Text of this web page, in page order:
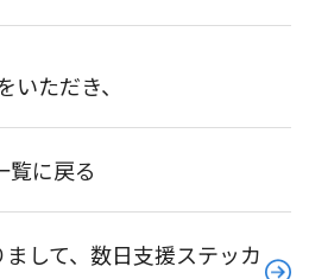
ただき、
覧に戻る
して、数日支援ステッカ